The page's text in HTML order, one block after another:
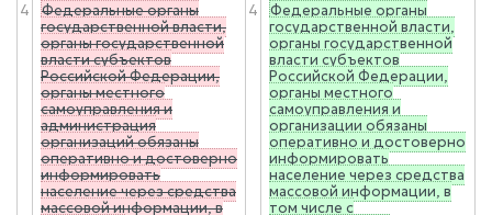
4
Федеральные органы
государственной власти,
органы государственной
власти субъектов
Российской Федерации,
органы местного
самоуправления и
администрация
организаций обязаны
оперативно и достоверно
информировать
население через средства
массовой информации, в
4
Федеральные органы
государственной власти,
органы государственной
власти субъектов
Российской Федерации,
органы местного
самоуправления и
организации обязаны
оперативно и достоверно
информировать
население через средства
массовой информации, в
том числе с